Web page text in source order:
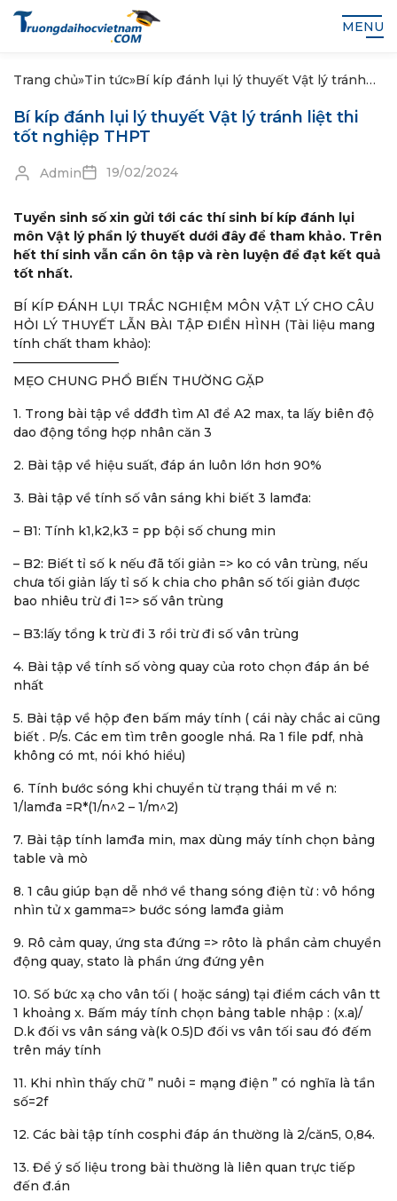
MENU
Trang chủ»Tin tức»Bí kíp đánh lụi lý thuyết Vật lý tránh
Bí kíp đánh lụi lý thuyết Vật lý tránh liệt thi
tốt nghiệp THPT
Admin 19/02/2024
Tuyển sinh số xin gửi tới các thí sinh bí kíp đánh lụi
môn Vật lý phần lý thuyết dưới đây để tham khảo. Trên
hết thí sinh vẫn cần ôn tập và rèn luyện để đạt kết quả
tốt nhất.
BÍ KÍP ĐÁNH LỤI TRẮC NGHIỆM MÔN VẬT LÝ CHO CÂU
HỎI LÝ THUYẾT LẪN BÀI TẬP ĐIỂN HÌNH (Tài liệu mang
tính chất tham khảo):
————————–
MẸO CHUNG PHỔ BIẾN THƯỜNG GẶP
1. Trong bài tập về dđđh tìm A1 để A2 max, ta lấy biên độ
dao động tổng hợp nhân căn 3
2. Bài tập về hiệu suất, đáp án luôn lớn hơn 90%
3. Bài tập về tính số vân sáng khi biết 3 lamđa:
– B1: Tính k1,k2,k3 = pp bội số chung min
– B2: Biết tỉ số k nếu đã tối giản => ko có vân trùng, nếu
chưa tối giản lấy tỉ số k chia cho phân số tối giản được
bao nhiêu trừ đi 1=> số vân trùng
– B3:lấy tổng k trừ đi 3 rồi trừ đi số vân trùng
4. Bài tập về tính số vòng quay của roto chọn đáp án bé
nhất
5. Bài tập về hộp đen bấm máy tính ( cái này chắc ai cũng
biết . P/s. Các em tìm trên google nhá. Ra 1 file pdf, nhà
không có mt, nói khó hiểu)
6. Tính bước sóng khi chuyển từ trạng thái m về n:
1/lamđa =R*(1/n^2 – 1/m^2)
7. Bài tập tính lamđa min, max dùng máy tính chọn bảng
table và mò
8. 1 câu giúp bạn dễ nhớ về thang sóng điện từ : vô hồng
nhìn tử x gamma=> bước sóng lamđa giảm
9. Rô cảm quay, ứng sta đứng => rôto là phần cảm chuyển
động quay, stato là phần ứng đứng yên
10. Số bức xạ cho vân tối ( hoặc sáng) tại điểm cách vân tt
1 khoảng x. Bấm máy tính chọn bảng table nhập : (x.a)/
D.k đối vs vân sáng và(k 0.5)D đối vs vân tối sau đó đếm
trên máy tính
11. Khi nhìn thấy chữ ” nuôi = mạng điện ” có nghĩa là tần
số=2f
12. Các bài tập tính cosphi đáp án thường là 2/căn5, 0,84.
13. Để ý số liệu trong bài thường là liên quan trực tiếp
đến đ.án